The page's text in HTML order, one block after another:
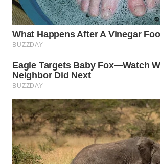
DEPOK
WN
TAPANULI
WN
SAMOSIR
WN
PADANG
LAWAS